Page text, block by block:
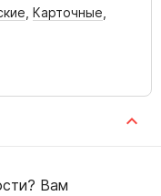
Карточные
Вам